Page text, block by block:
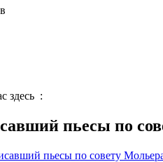
здесь :
пьесы по
пьесы по совету